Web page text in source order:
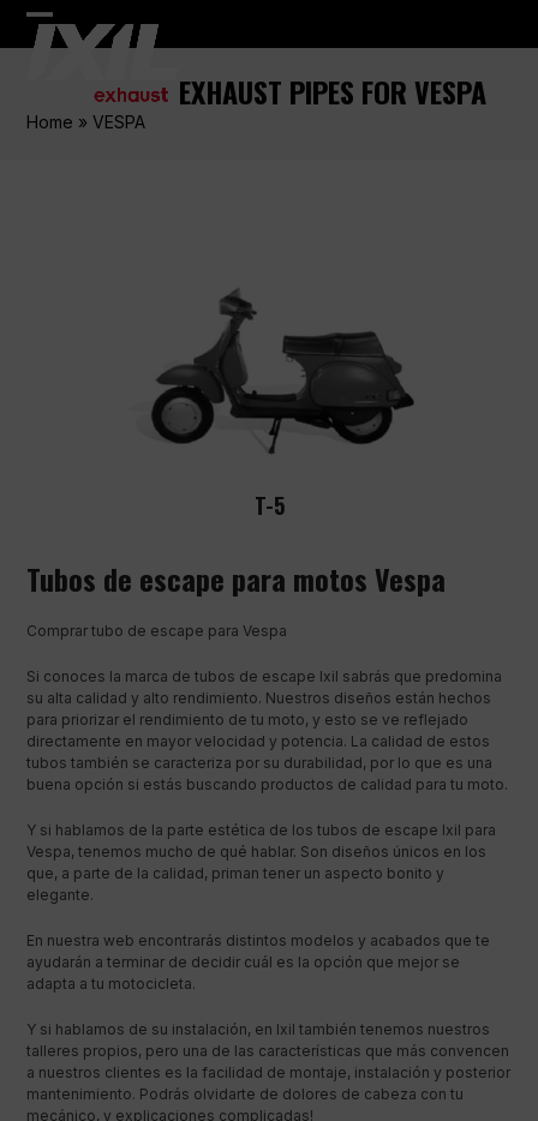
Skip
Open
menu
Close
menu
EXHAUST PIPES FOR VESPA
Home »VESPA
T-5
Tubos de escape para motos Vespa
Comprar tubo de escape para Vespa
Si conoces la marca de tubos de escape Ixil sabrás que predomina
su alta calidad y alto rendimiento. Nuestros diseños están hechos
para priorizar el rendimiento de tu moto, y esto se ve reflejado
directamente en mayor velocidad y potencia. La calidad de estos
tubos también se caracteriza por su durabilidad, por lo que es una
buena opción si estás buscando productos de calidad para tu moto.
Y si hablamos de la parte estética de los tubos de escape Ixil para
Vespa, tenemos mucho de qué hablar. Son diseños únicos en los
que, a parte de la calidad, priman tener un aspecto bonito y
elegante.
En nuestra web encontrarás distintos modelos y acabados que te
ayudarán a terminar de decidir cuál es la opción que mejor se
adapta a tu motocicleta.
Y si hablamos de su instalación, en Ixil también tenemos nuestros
talleres propios, pero una de las características que más convencen
a nuestros clientes es la facilidad de montaje, instalación y posterior
mantenimiento. Podrás olvidarte de dolores de cabeza con tu
mecánico, y explicaciones complicadas!